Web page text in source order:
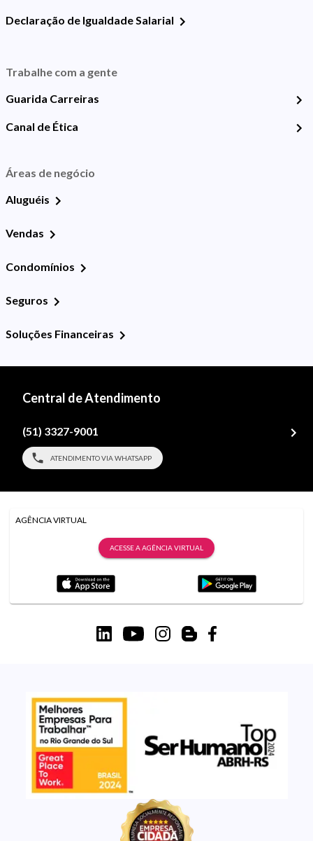
Declaração de Igualdade Salarial
Trabalhe com a gente
Guarida Carreiras
Canal de Ética
Áreas de negócio
Aluguéis
Vendas
Condomínios
Seguros
Soluções Financeiras
Central de Atendimento
(51) 3327-9001
ATENDIMENTO VIA WHATSAPP
AGÊNCIA VIRTUAL
ACESSE A AGÊNCIA VIRTUAL